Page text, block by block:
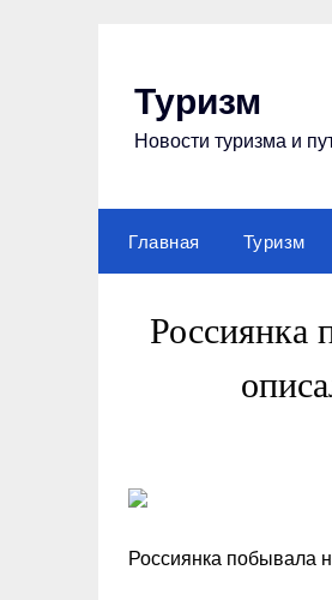
Туризм
Новости туризма и
Главная Туризм
Россиянка
Россиянка побывала